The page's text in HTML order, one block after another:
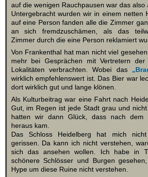
auf die wenigen Rauchpausen war das also
Untergebracht wurden wir in einem netten
auf eine Person fanden alle die Zimmer
an sich fremdzuschämen, als das
Zimmer durch die eine Person reklamiert
Von Frankenthal hat man nicht viel
mehr bei Gesprächen mit Vertretern
Lokalitäten verbrachten. Wobei das
wirklich empfehlenswert ist. Das Bier war
dort wirklich gut und lange klönen.
Als Kulturbeitrag war eine Fahrt nach
Gut, im Regen ist jede Stadt grau und
hatten wir dann Glück, dass nach dem
heraus kam.
Das Schloss Heidelberg hat mich
gerissen. Da kann ich nicht verstehen,
sich das ansehen wollen. Ich habe in
schönere Schlösser und Burgen
Hype um diese Ruine nicht verstehen.